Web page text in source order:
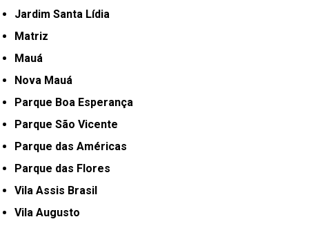
Jardim Santa Lídia
Matriz
Mauá
Nova Mauá
Parque Boa Esperança
Parque São Vicente
Parque das Américas
Parque das Flores
Vila Assis Brasil
Vila Augusto